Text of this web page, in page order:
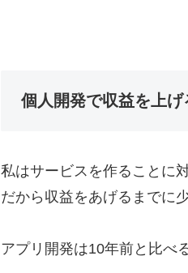
個人開発で収益を上げ
私はサービスを作ることに
だから収益をあげるまでに
アプリ開発は10年前と比べ